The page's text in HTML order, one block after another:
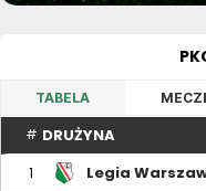
TABELA
# DRUŻYNA
1 Legia